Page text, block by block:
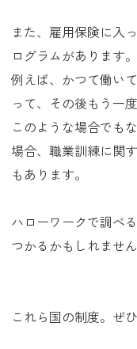
また、雇用保険に入
ログラムがあります。
例えば、かつて働い
って、その後もう一
このような場合でも
場合、職業訓練に関
もあります。
ハローワークで調べ
つかるかもしれません
これら国の制度。ぜ